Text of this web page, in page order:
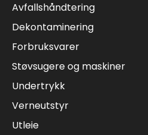
Avfallshåndtering
Dekontaminering
Forbruksvarer
Støvsugere og maskiner
Undertrykk
Verneutstyr
Utleie